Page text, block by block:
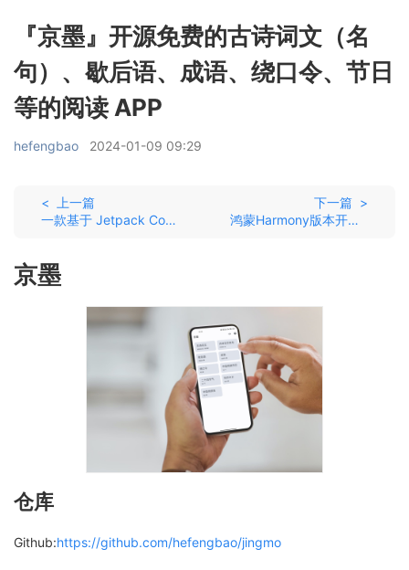
『京墨』开源免费的古诗词文（名
句）、歇后语、成语、绕口令、节日
等的阅读 APP
hefengbao 2024-01-09 09:29
< 上一篇
一款基于 Jetpack Compose 实现的精美仿开眼视频App(提供Kotlin、Flutter、React Native、小程序版本 :grin: ) Topics
下一篇 >
鸿蒙Harmony版本开眼App
京墨
仓库
Github:https://github.com/hefengbao/jingmo